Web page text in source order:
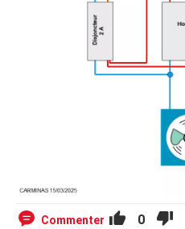
Commenter 0